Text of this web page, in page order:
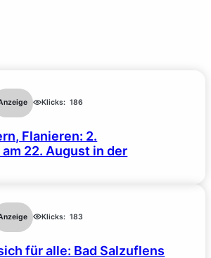
Klicks: 186
Flanieren: 2.
22. August in der
Klicks: 183
für alle: Bad Salzuflens